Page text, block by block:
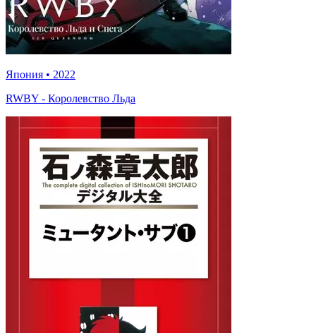
Япония • 2022
RWBY - Королевство Льда